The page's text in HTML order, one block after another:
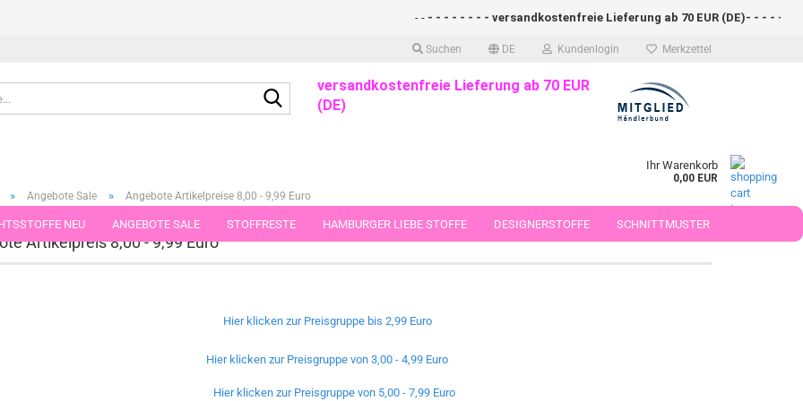
Suchen DE Kundenlogin Merkzettel
- - - - - - - - versandkostenfreie Lieferung ab 70 EUR (DE)- - - - - - - -
Suche...versandkostenfreie Lieferung ab 70 EUR
(DE)
Ihr Warenkorb
0,00 EUR
NEU ANGEBOTE SALE STOFFRESTE HAMBURGER LIEBE STOFFE DESIGNERSTOFFE SCHNITTMUSTER
GUTSCHEINE PORTO-FLATRATE STOFFE IN STÜCKEN VON 25 UND 50 CM
» Angebote Sale » Angebote Artikelpreise 8,00 - 9,99 Euro
Artikelpreis 8,00 - 9,99 Euro
Hier klicken zur Preisgruppe bis 2,99 Euro
Hier klicken zur Preisgruppe von 3,00 - 4,99 Euro
Hier klicken zur Preisgruppe von 5,00 - 7,99 Euro